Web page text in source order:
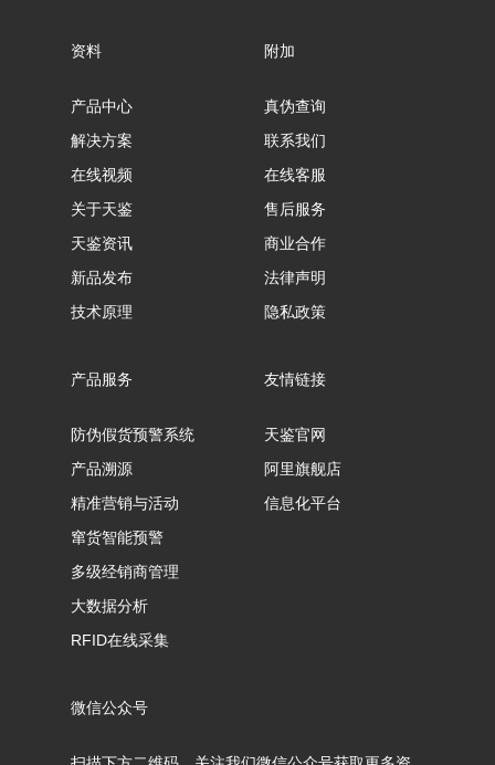
资料
产品中心
解决方案
在线视频
关于天鉴
天鉴资讯
新品发布
技术原理
附加
真伪查询
联系我们
在线客服
售后服务
商业合作
法律声明
隐私政策
产品服务
防伪假货预警系统
产品溯源
精准营销与活动
窜货智能预警
多级经销商管理
大数据分析
RFID在线采集
友情链接
天鉴官网
阿里旗舰店
信息化平台
微信公众号